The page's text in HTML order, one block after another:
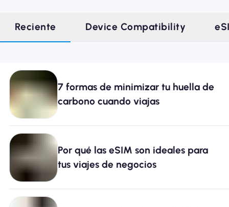
Acerca de eSIM
Por qué la eSIM Nomad
Usando una eSIM
Para negocios
Reciente Device Compatibility
7 formas de minimizar tu huella de
carbono cuando viajas
Por qué las eSIM son ideales para
tus viajes de negocios